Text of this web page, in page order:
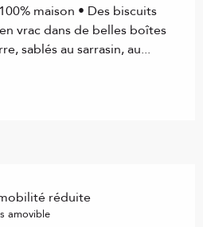
maison • Des biscuits
vrac dans de belles boîtes
sablés au sarrasin, au...
réduite
amovible